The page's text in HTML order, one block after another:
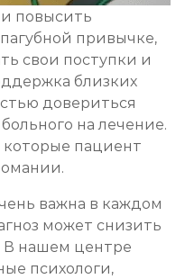
повысить
привычке,
свои поступки и
близких
довериться
на лечение.
которые пациент
важна в каждом
может снизить
В нашем центре
психологи,